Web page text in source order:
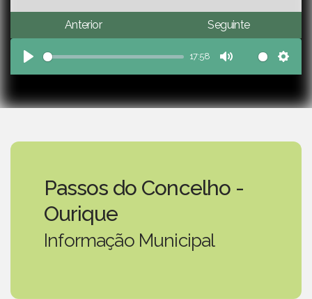
Anterior Seguinte
Play
17:58
Mute
Passos do Concelho -
Ourique
Informação Municipal